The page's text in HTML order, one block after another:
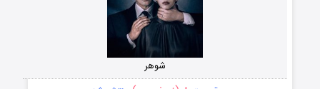
شوهر